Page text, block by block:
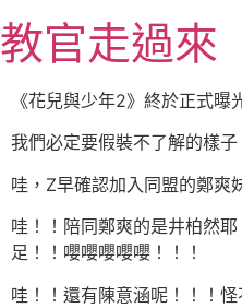
至
主
容
教官走過來
《花兒與少年2》終於正式曝
我們必定要假裝不了解的樣子
哇，Z早確認加入同盟的鄭爽
哇！！陪同鄭爽的是井柏然
足！！嚶嚶嚶嚶嚶！！！
哇！！還有陳意涵呢！！！